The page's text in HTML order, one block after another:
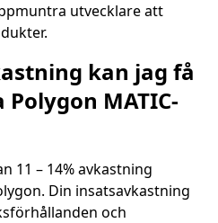
utvecklare att
kan jag få
MATIC-
11 – 14% avkastning
Din insatsavkastning
och